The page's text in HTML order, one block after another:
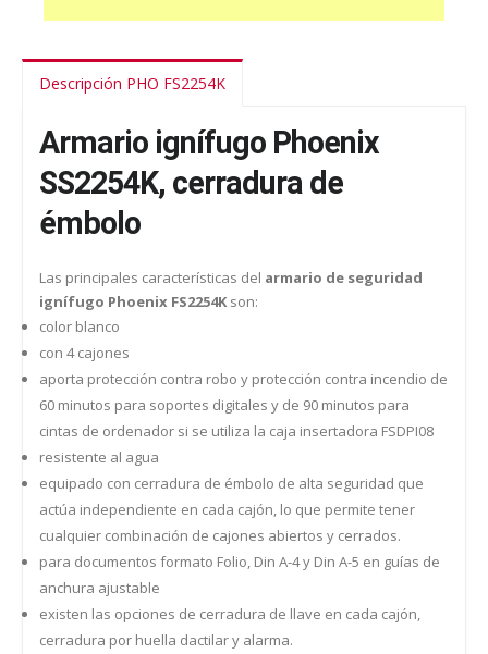
Descripción PHO FS2254K
Armario ignífugo Phoenix
SS2254K, cerradura de
émbolo
Las principales características del armario de seguridad
ignífugo Phoenix FS2254K son:
color blanco
con 4 cajones
aporta protección contra robo y protección contra incendio de
60 minutos para soportes digitales y de 90 minutos para
cintas de ordenador si se utiliza la caja insertadora FSDPI08
resistente al agua
equipado con cerradura de émbolo de alta seguridad que
actúa independiente en cada cajón, lo que permite tener
cualquier combinación de cajones abiertos y cerrados.
para documentos formato Folio, Din A-4 y Din A-5 en guías de
anchura ajustable
existen las opciones de cerradura de llave en cada cajón,
cerradura por huella dactilar y alarma.